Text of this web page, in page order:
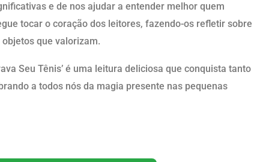
e de nos ajudar a entender melhor quem
tocar o coração dos leitores, fazendo-os refletir sobre
que valorizam.
Seu Tênis’ é uma leitura deliciosa que conquista tanto
a todos nós da magia presente nas pequenas